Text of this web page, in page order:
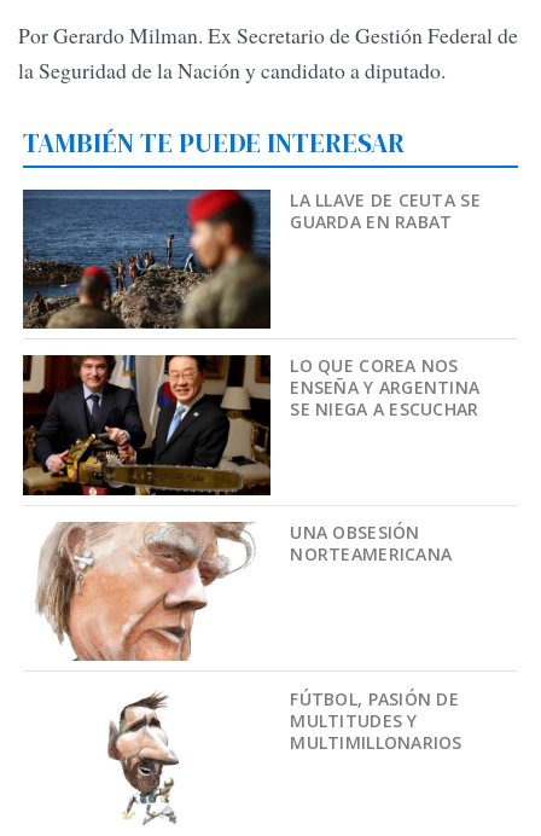
Por Gerardo Milman. Ex Secretario de Gestión Federal de
la Seguridad de la Nación y candidato a diputado.
TAMBIÉN TE PUEDE INTERESAR
LA LLAVE DE CEUTA SE
GUARDA EN RABAT
LO QUE COREA NOS
ENSEÑA Y ARGENTINA
SE NIEGA A ESCUCHAR
UNA OBSESIÓN
NORTEAMERICANA
FÚTBOL, PASIÓN DE
MULTITUDES Y
MULTIMILLONARIOS